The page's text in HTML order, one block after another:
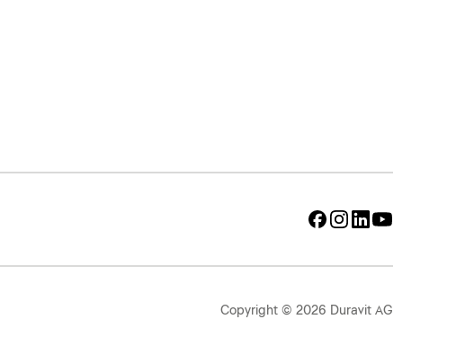
Copyright © 2026 Duravit AG